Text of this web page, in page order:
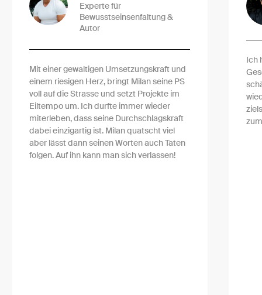
Experte für
Bewusstseinsenfaltung &
Autor
Mit einer gewaltigen Umsetzungskraft und
einem riesigen Herz, bringt Milan seine PS
voll auf die Strasse und setzt Projekte im
Eiltempo um. Ich durfte immer wieder
miterleben, dass seine Durchschlagskraft
dabei einzigartig ist. Milan quatscht viel
aber lässt dann seinen Worten auch Taten
folgen. Auf ihn kann man sich verlassen!
Ich